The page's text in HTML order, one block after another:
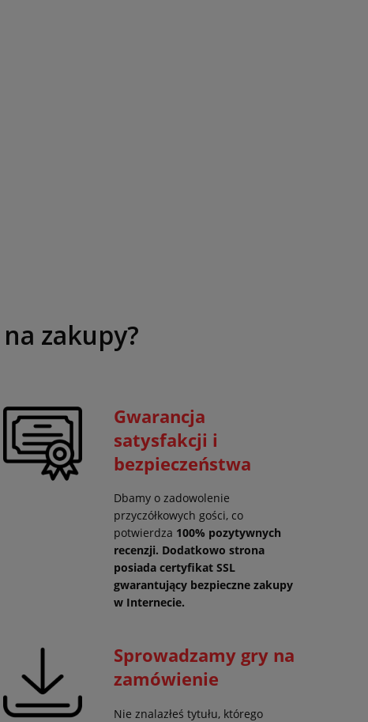
zakupy?
Gwarancja
satysfakcji i
bezpieczeństwa
Dbamy o zadowolenie
przyczółkowych gości, co
potwierdza 100% pozytywnych
recenzji. Dodatkowo strona
posiada certyfikat SSL
gwarantujący bezpieczne zakupy
w Internecie.
Sprowadzamy gry na
zamówienie
Nie znalazłeś tytułu, którego